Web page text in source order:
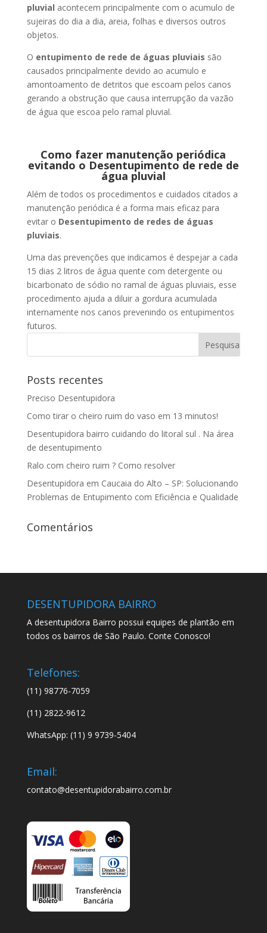
pluvial acontecem principalmente com o acumulo de
sujeiras do dia a dia, areia, folhas e diversos outros
objetos.
O entupimento de rede de águas pluviais são
causados principalmente devido ao acumulo e
amontoamento de detritos que escoam pelos canos
gerando a obstrução que causa interrupção da vazão
de água que escoa pelo ramal pluvial.
Como fazer manutenção periódica
evitando o Desentupimento de rede de
água pluvial
Além de todos os procedimentos e cuidados citados a
manutenção periódica é a forma mais eficaz para
evitar o Desentupimento de redes de águas
pluviais.
Uma das prevenções que indicamos é despejar a cada
15 dias 2 litros de água quente com detergente ou
bicarbonato de sódio no ramal de águas pluviais, esse
procedimento ajuda a diluir a gordura acumulada
internamente nos canos prevenindo os entupimentos
futuros.
Posts recentes
Preciso Desentupidora
Como tirar o cheiro ruim do vaso em 13 minutos!
Desentupidora bairro cuidando do litoral sul . Na área
de desentupimento
Ralo com cheiro ruim ? Como resolver
Desentupidora em Caucaia do Alto – SP: Solucionando
Problemas de Entupimento com Eficiência e Qualidade
Comentários
DESENTUPIDORA BAIRRO
A desentupidora Bairro possui equipes de plantão em
todos os bairros de São Paulo. Conte Conosco!
Telefones:
(11) 98776-7059
(11) 2822-9612
WhatsApp: (11) 9 9739-5404
Email:
contato@desentupidorabairro.com.br